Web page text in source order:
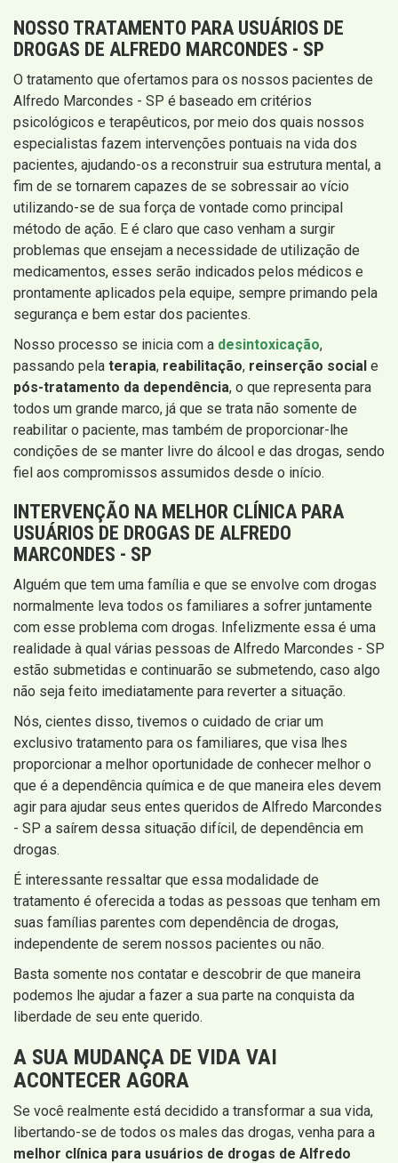
NOSSO TRATAMENTO PARA USUÁRIOS DE
DROGAS DE ALFREDO MARCONDES - SP
O tratamento que ofertamos para os nossos pacientes de
Alfredo Marcondes - SP é baseado em critérios
psicológicos e terapêuticos, por meio dos quais nossos
especialistas fazem intervenções pontuais na vida dos
pacientes, ajudando-os a reconstruir sua estrutura mental, a
fim de se tornarem capazes de se sobressair ao vício
utilizando-se de sua força de vontade como principal
método de ação. E é claro que caso venham a surgir
problemas que ensejam a necessidade de utilização de
medicamentos, esses serão indicados pelos médicos e
prontamente aplicados pela equipe, sempre primando pela
segurança e bem estar dos pacientes.
Nosso processo se inicia com a desintoxicação,
passando pela terapia, reabilitação, reinserção social e
pós-tratamento da dependência, o que representa para
todos um grande marco, já que se trata não somente de
reabilitar o paciente, mas também de proporcionar-lhe
condições de se manter livre do álcool e das drogas, sendo
fiel aos compromissos assumidos desde o início.
INTERVENÇÃO NA MELHOR CLÍNICA PARA
USUÁRIOS DE DROGAS DE ALFREDO
MARCONDES - SP
Alguém que tem uma família e que se envolve com drogas
normalmente leva todos os familiares a sofrer juntamente
com esse problema com drogas. Infelizmente essa é uma
realidade à qual várias pessoas de Alfredo Marcondes - SP
estão submetidas e continuarão se submetendo, caso algo
não seja feito imediatamente para reverter a situação.
Nós, cientes disso, tivemos o cuidado de criar um
exclusivo tratamento para os familiares, que visa lhes
proporcionar a melhor oportunidade de conhecer melhor o
que é a dependência química e de que maneira eles devem
agir para ajudar seus entes queridos de Alfredo Marcondes
- SP a saírem dessa situação difícil, de dependência em
drogas.
É interessante ressaltar que essa modalidade de
tratamento é oferecida a todas as pessoas que tenham em
suas famílias parentes com dependência de drogas,
independente de serem nossos pacientes ou não.
Basta somente nos contatar e descobrir de que maneira
podemos lhe ajudar a fazer a sua parte na conquista da
liberdade de seu ente querido.
A SUA MUDANÇA DE VIDA VAI
ACONTECER AGORA
Se você realmente está decidido a transformar a sua vida,
libertando-se de todos os males das drogas, venha para a
melhor clínica para usuários de drogas de Alfredo